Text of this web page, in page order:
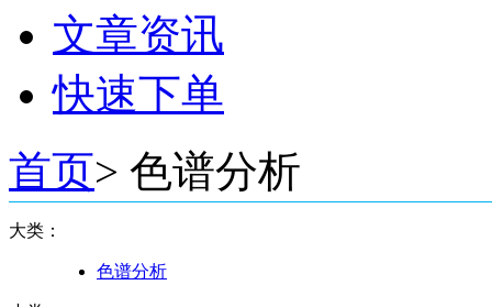
文章资讯
快速下单
首页> 色谱分析
大类：
色谱分析